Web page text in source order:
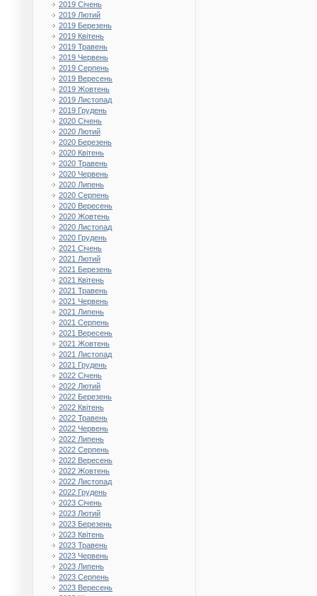
2019 Січень
2019 Лютий
2019 Березень
2019 Квітень
2019 Травень
2019 Червень
2019 Серпень
2019 Вересень
2019 Жовтень
2019 Листопад
2019 Грудень
2020 Січень
2020 Лютий
2020 Березень
2020 Квітень
2020 Травень
2020 Червень
2020 Липень
2020 Серпень
2020 Вересень
2020 Жовтень
2020 Листопад
2020 Грудень
2021 Січень
2021 Лютий
2021 Березень
2021 Квітень
2021 Травень
2021 Червень
2021 Липень
2021 Серпень
2021 Вересень
2021 Жовтень
2021 Листопад
2021 Грудень
2022 Січень
2022 Лютий
2022 Березень
2022 Квітень
2022 Травень
2022 Червень
2022 Липень
2022 Серпень
2022 Вересень
2022 Жовтень
2022 Листопад
2022 Грудень
2023 Січень
2023 Лютий
2023 Березень
2023 Квітень
2023 Травень
2023 Червень
2023 Липень
2023 Серпень
2023 Вересень